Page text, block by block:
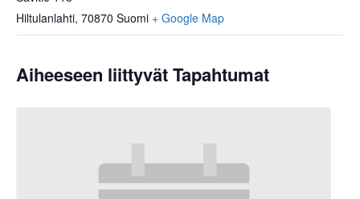
Hiltulanlahti, 70870 Suomi + Google Map
Aiheeseen liittyvät Tapahtumat